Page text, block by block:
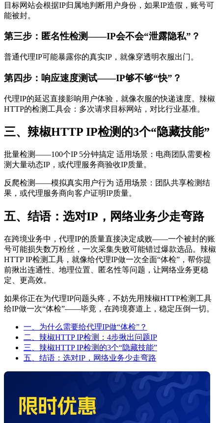
目标网站会根据IP归属地判断用户身份，如果IP造假，账号可
能被封。
第三步：匿名性检测——IP会不会“泄露隐私”？
普通代理IP可能暴露你的真实IP，就像穿透明衣服出门。
第四步：响应速度测试——IP够不够“快”？
代理IP的延迟直接影响用户体验，就像衣服的快递速度。辣椒
HTTP的检测工具会：多次请求目标网站，对比行业基准。
三、辣椒HTTP IP检测的3个“隐藏技能”
批量检测——100个IP 5分钟搞定 适用场景：电商团队需要检
测大量动态IP，或代理服务商验收IP质量。
反爬检测——模拟真实用户行为 适用场景：团队共享检测结
果，或代理服务商向客户证明IP质量。
五、结语：选对IP，网络业务少走弯路
在跨境业务中，代理IP的质量直接决定成败——一个被封的账
号可能损失数万粉丝，一次采集失败可能错过爆款选品。辣椒
HTTP IP检测工具，就像给代理IP做一次全面“体检”，帮你提
前揪出连通性、地理位置、匿名性等问题，让网络业务更稳
定、更高效。
如果你正在为代理IP问题头疼，不妨先用辣椒HTTP检测工具
给IP做一次“体检”——毕竟，在跨境赛道上，稳定压倒一切。
一、为什么需要给代理IP做“体检”？
二、辣椒HTTP IP检测：4步揪出问题IP
三、辣椒HTTP IP检测的3个“隐藏技能”
五、结语：选对IP，网络业务少走弯路